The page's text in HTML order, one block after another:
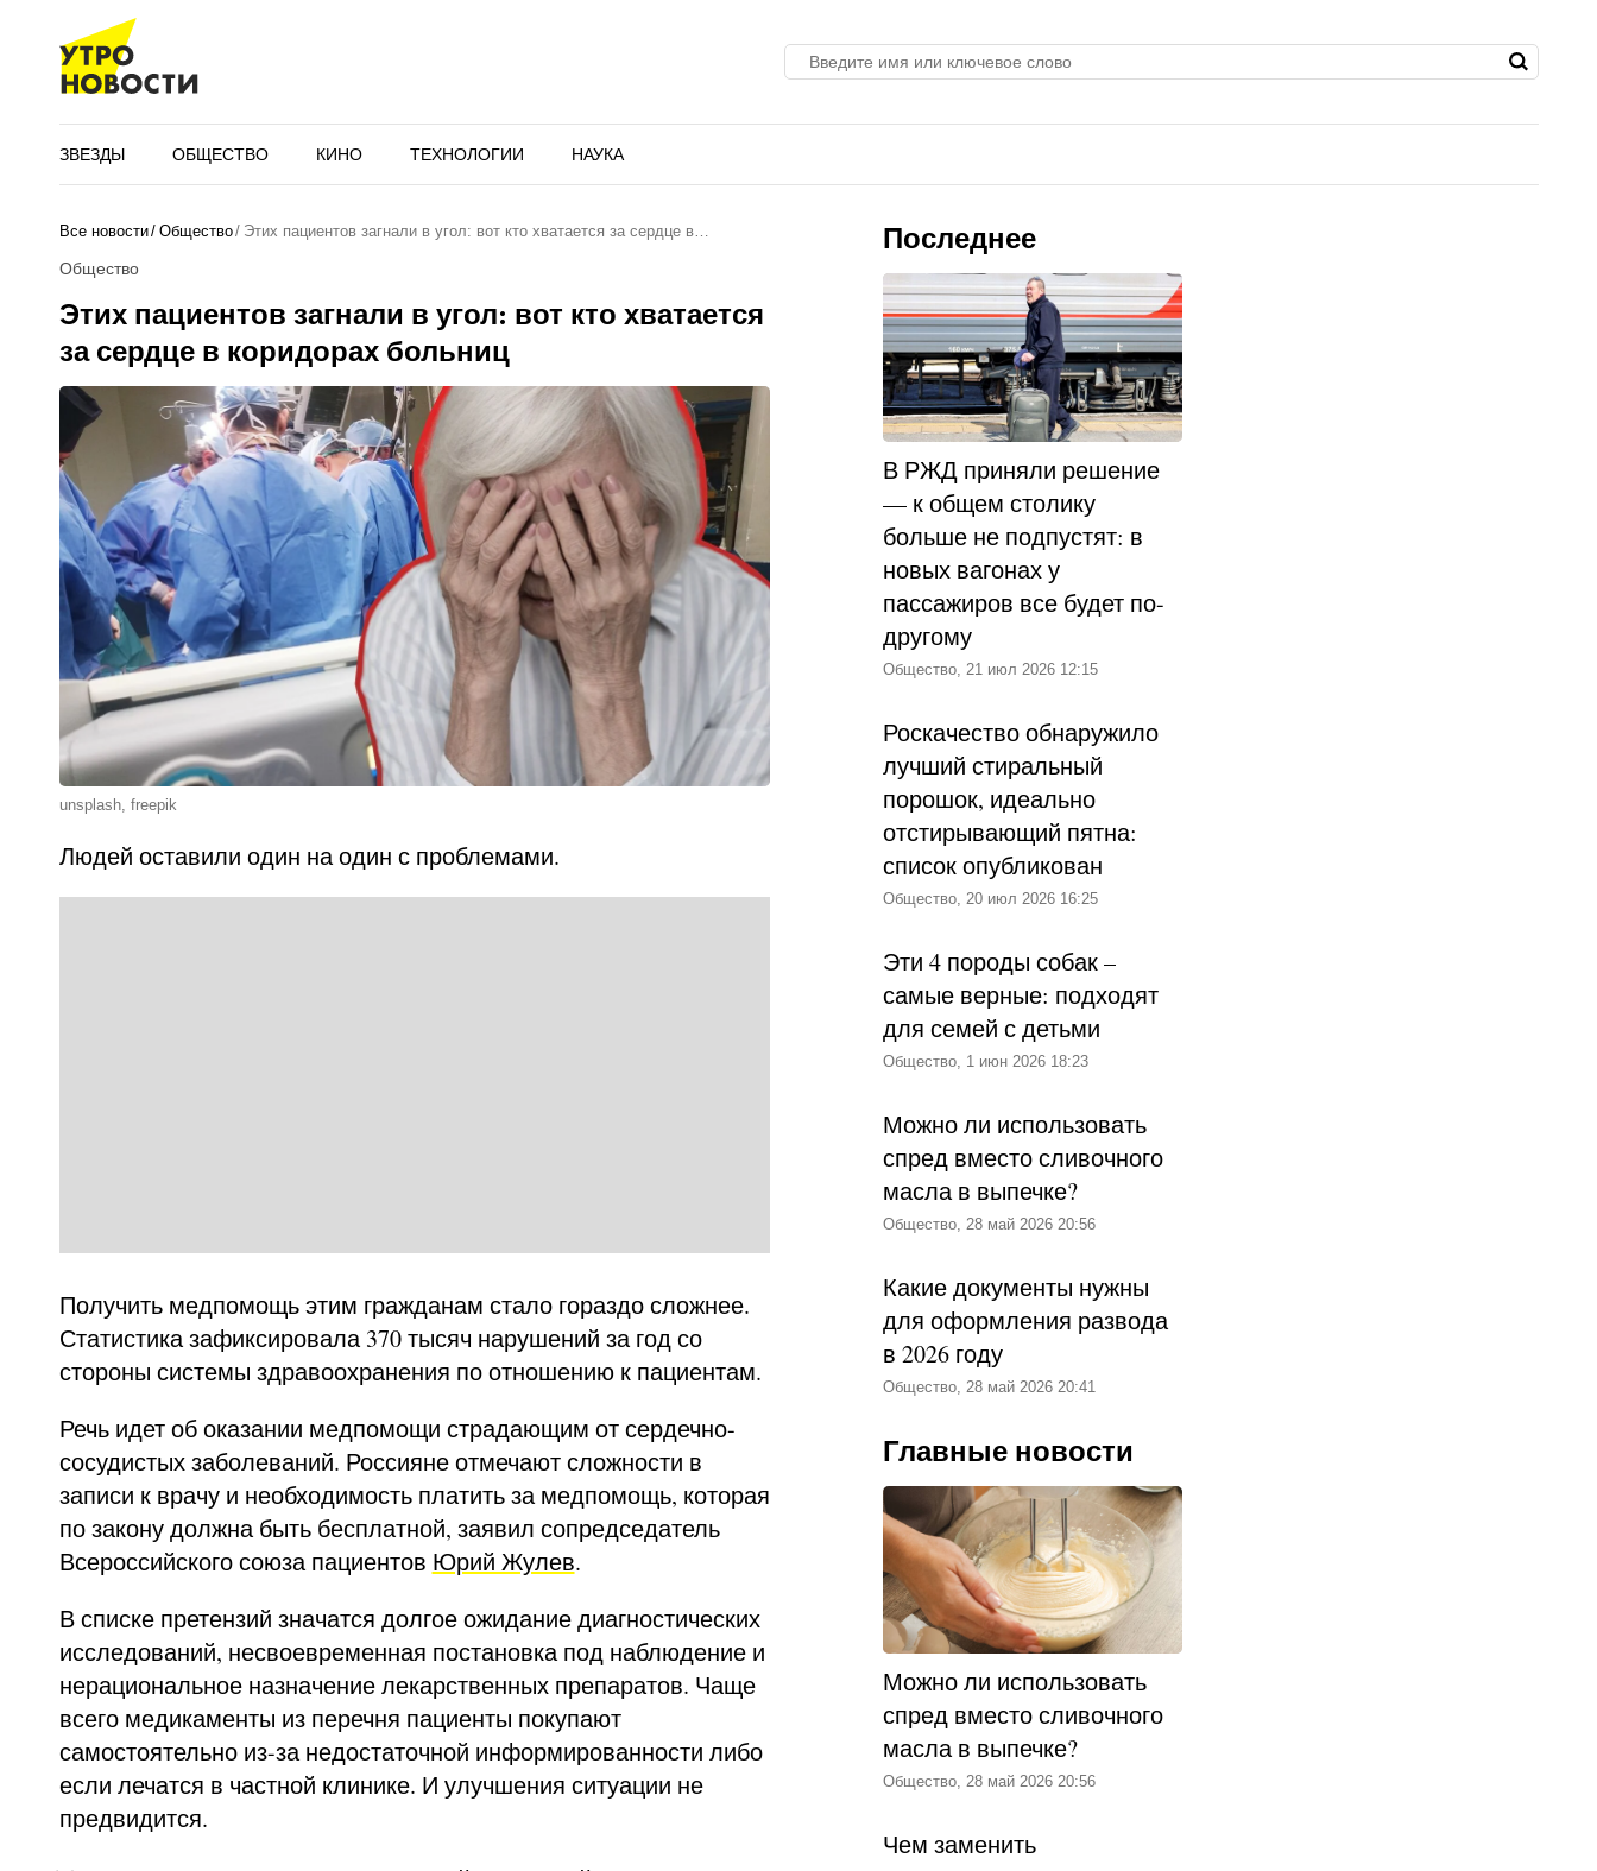
ЗВЕЗДЫ ОБЩЕСТВО КИНО ТЕХНОЛОГИИ НАУКА
Все новости Общество Этих пациентов загнали в угол: вот кто хватается за сердце в…
Общество
Этих пациентов загнали в угол: вот кто хватается
за сердце в коридорах больниц
unsplash, freepik
Людей оставили один на один с проблемами.
Получить медпомощь этим гражданам стало гораздо сложнее.
Статистика зафиксировала 370 тысяч нарушений за год со
стороны системы здравоохранения по отношению к пациентам.
Речь идет об оказании медпомощи страдающим от сердечно-
сосудистых заболеваний. Россияне отмечают сложности в
записи к врачу и необходимость платить за медпомощь, которая
по закону должна быть бесплатной, заявил сопредседатель
Всероссийского союза пациентов Юрий Жулев.
В списке претензий значатся долгое ожидание диагностических
исследований, несвоевременная постановка под наблюдение и
нерациональное назначение лекарственных препаратов. Чаще
всего медикаменты из перечня пациенты покупают
самостоятельно из-за недостаточной информированности либо
если лечатся в частной клинике. И улучшения ситуации не
предвидится.
Последнее
В РЖД приняли решение
— к общем столику
больше не подпустят: в
новых вагонах у
пассажиров все будет по-
другому
Общество, 21 июл 2026 12:15
Роскачество обнаружило
лучший стиральный
порошок, идеально
отстирывающий пятна:
список опубликован
Общество, 20 июл 2026 16:25
Эти 4 породы собак –
самые верные: подходят
для семей с детьми
Общество, 1 июн 2026 18:23
Можно ли использовать
спред вместо сливочного
масла в выпечке?
Общество, 28 май 2026 20:56
Какие документы нужны
для оформления развода
в 2026 году
Общество, 28 май 2026 20:41
Главные новости
Можно ли использовать
спред вместо сливочного
масла в выпечке?
Общество, 28 май 2026 20:56
Чем заменить